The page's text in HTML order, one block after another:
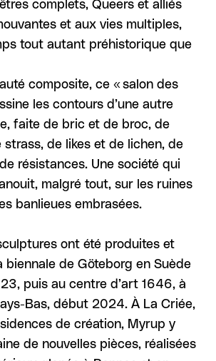
complets, Queers et alliés
et aux vies multiples,
tout autant préhistorique que
composite, ce « salon des
les contours d’une autre
faite de bric et de broc, de
strass, de likes et de lichen, de
résistances. Une société qui
malgré tout, sur les ruines
banlieues embrasées.
ont été produites et
biennale de Göteborg en Suède
puis au centre d’art 1646, à
Bas, début 2024. À La Criée,
de création, Myrup y
de nouvelles pièces, réalisées